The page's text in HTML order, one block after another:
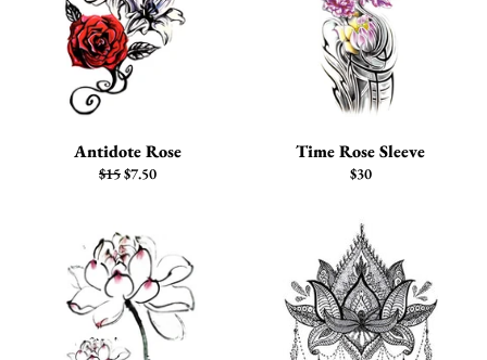
Antidote Rose
Precio
$15Precio
$7.50
Time Rose Sleeve
Precio
$30